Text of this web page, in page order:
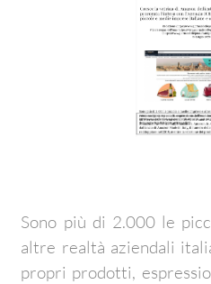
Sono più di 2.000 le
altre realtà aziendali
propri prodotti,